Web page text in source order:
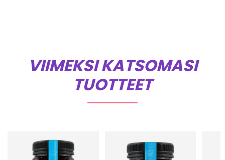
VIIMEKSI KATSOMASI
TUOTTEET